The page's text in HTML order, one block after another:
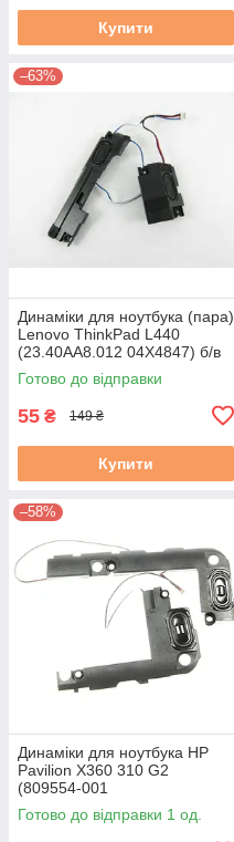
Купити
–63%
Динаміки для ноутбука (пара)
Lenovo ThinkPad L440
(23.40AA8.012 04X4847) б/в
Готово до відправки
55 ₴ 149 ₴
Купити
–58%
Динаміки для ноутбука HP
Pavilion X360 310 G2
(809554-001
023.4005C.0012) бу
Готово до відправки 1 од.